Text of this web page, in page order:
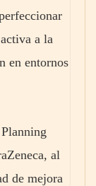
a la
en entornos
al
de mejora